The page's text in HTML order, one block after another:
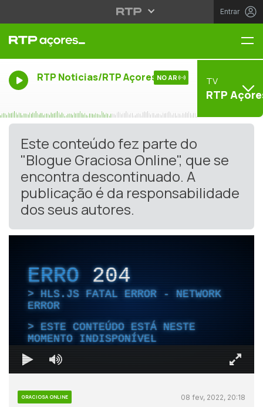
Entrar
RTP Noticias/RTP Açores NO AR TV
RTP
Este conteúdo fez parte do
"Blogue Graciosa Online", que se
encontra descontinuado. A
publicação é da responsabilidade
dos seus autores.
ERRO204
HLS.JS FATAL ERROR - NETWORK
ERROR
ESTE CONTEÚDO ESTÁ NESTE
MOMENTO INDISPONÍVEL
GRACIOSA ONLINE 08 fev, 2022, 20:18